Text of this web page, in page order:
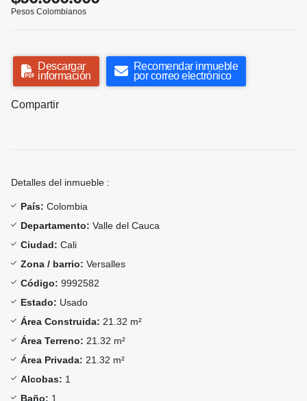
Pesos Colombianos
Descargar
información
Recomendar inmueble
por correo electrónico
Compartir
Detalles del inmueble :
País: Colombia
Departamento: Valle del Cauca
Ciudad: Cali
Zona / barrio: Versalles
Código: 9992582
Estado: Usado
Área Construida: 21.32 m²
Área Terreno: 21.32 m²
Área Privada: 21.32 m²
Alcobas: 1
Baño: 1